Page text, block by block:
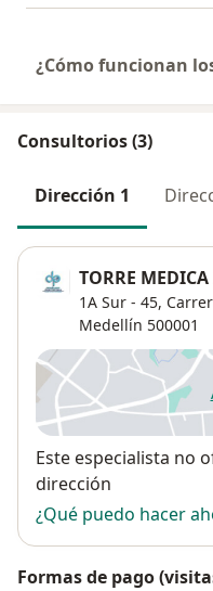
¿Cómo funcionan
Consultorios (3)
Dirección 1
TORRE MEDICA
1A Sur - 45,
Medellín 500001
Disponibilidad
Este especialista no
dirección
¿Qué puedo hacer
Formas de pago